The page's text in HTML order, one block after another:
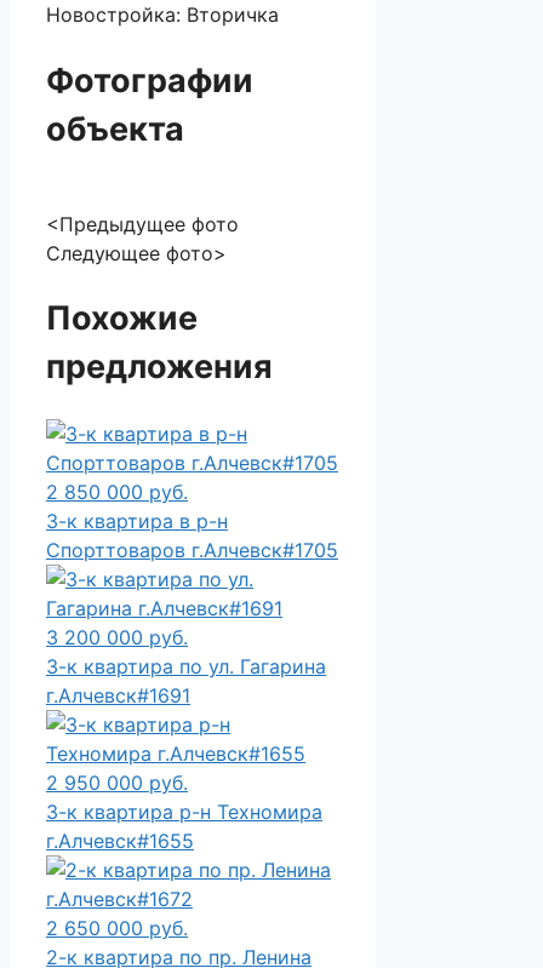
Новостройка: Вторичка
Фотографии
объекта
<Предыдущее фото
Следующее фото>
Похожие
предложения
2 850 000 руб.
3-к квартира в р-н
Спорттоваров г.Алчевск#1705
3 200 000 руб.
3-к квартира по ул. Гагарина
г.Алчевск#1691
2 950 000 руб.
3-к квартира р-н Техномира
г.Алчевск#1655
2 650 000 руб.
2-к квартира по пр. Ленина